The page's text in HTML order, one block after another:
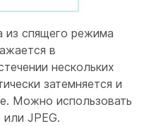
из спящего режима
в
нескольких
затемняется и
Можно использовать
JPEG.